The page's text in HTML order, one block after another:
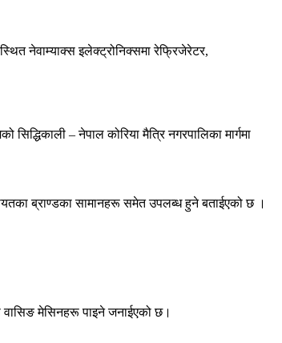
नेवाम्याक्स इलेक्ट्रोनिक्समा रेफ्रिजेरेटर,
– नेपाल कोरिया मैत्रि नगरपालिका मार्गमा
ब्राण्डका सामानहरू समेत उपलब्ध हुने बताईएको छ ।
मेसिनहरू पाइने जनाईएको छ।